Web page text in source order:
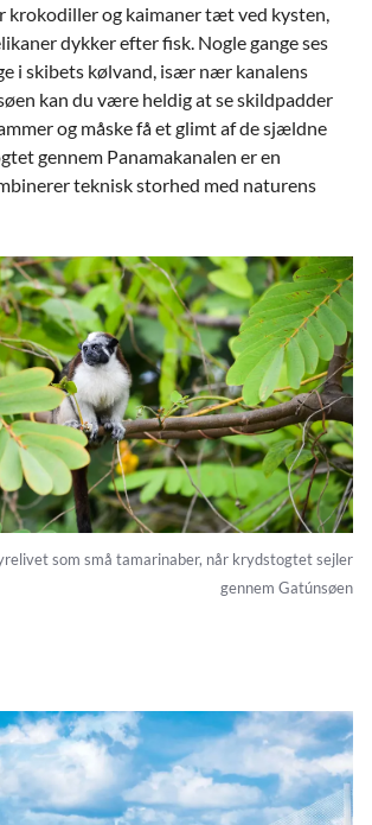
krokodiller og kaimaner tæt ved kysten,
dykker efter fisk. Nogle gange ses
i skibets kølvand, især nær kanalens
kan du være heldig at se skildpadder
og måske få et glimt af de sjældne
gennem Panamakanalen er en
teknisk storhed med naturens
som små tamarinaber, når krydstogtet sejler
gennem Gatúnsøen